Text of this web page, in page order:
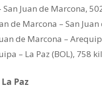
San Juan de Marcona,
de Marcona – San
de Marcona –
– La Paz (BOL), 758
Paz